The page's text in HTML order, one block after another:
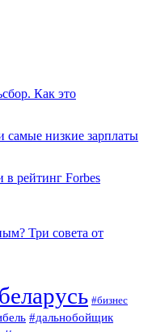
Как это
самые низкие зарплаты
в рейтинг Forbes
Три совета от
#бизнес
#дальнобойщик